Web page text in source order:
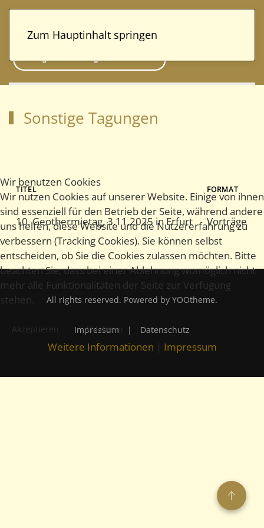
Zum Hauptinhalt springen
Sonstige Tagungen
TITEL FORMAT
10. Geothermietag, 3.11.2025 in Erfurt Vorträge
All rights reserved. Powered by YOOtheme.
Impressum| Datenschutz
Wir benutzen Cookies
Wir nutzen Cookies auf unserer Website. Einige von ihnen
sind essenziell für den Betrieb der Seite, während andere
uns helfen, diese Website und die Nutzererfahrung zu
verbessern (Tracking Cookies). Sie können selbst
entscheiden, ob Sie die Cookies zulassen möchten. Bitte
beachten Sie, dass bei einer Ablehnung womöglich nicht
mehr alle Funktionalitäten der Seite zur Verfügung
stehen.
Akzeptieren Ablehnen
Weitere Informationen | Impressum